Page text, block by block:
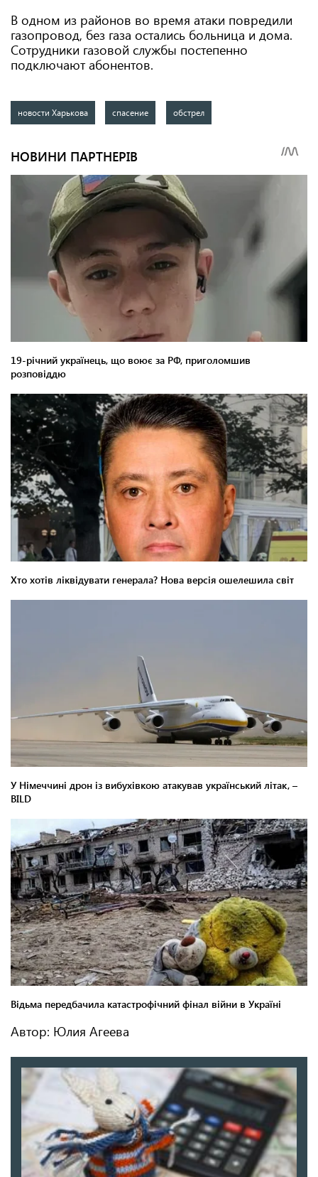
В одном из районов во время атаки повредили
газопровод, без газа остались больница и дома.
Сотрудники газовой службы постепенно
подключают абонентов.
новости Харькова спасение обстрел
Автор: Юлия Агеева